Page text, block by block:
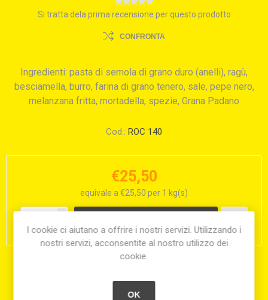
Si tratta dela prima recensione per questo prodotto
CONFRONTA
Ingredienti: pasta di semola di grano duro (anelli), ragù,
besciamella, burro, farina di grano tenero, sale, pepe nero,
melanzana fritta, mortadella, spezie, Grana Padano
Cod.: ROC 140
€25,50
equivale a €25,50 per 1 kg(s)
I cookie ci aiutano a offrire i nostri servizi. Utilizzando i
nostri servizi, acconsentite al nostro utilizzo dei
cookie.
OK